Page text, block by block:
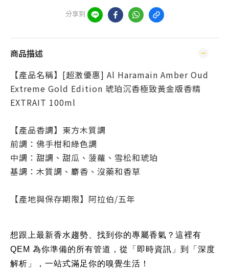
分享到
商品描述
【產品名稱】[超激優惠] Al Haramain Amber Oud
Extreme Gold Edition 琥珀沉香極致黃金版香精
EXTRAIT 100ml
【產品香調】東方木質調
前調：佛手柑和綠色調
中調：甜調、甜瓜、菠蘿、雪松和琥珀
基調：木質調、麝香、沒藥和香草
【產地與保存期限】阿拉伯/五年
想跟上最新香水趨勢、找到你的專屬香氣？這裡有
QEM 為你準備的所有管道，從「即時資訊」到「深度
解析」，一站式滿足你的嗅覺生活！